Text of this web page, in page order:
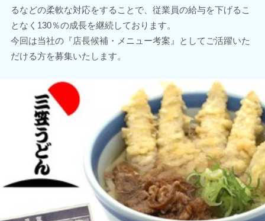
るなどの柔軟な対応をすることで、従業員の給与を下げるこ
となく130％の成長を継続しております。
今回は当社の『店長候補・メニュー考案』としてご活躍いた
だける方を募集いたします。